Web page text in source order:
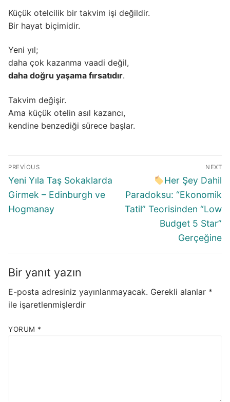
Küçük otelcilik bir takvim işi değildir.
Bir hayat biçimidir.
Yeni yıl;
daha çok kazanma vaadi değil,
daha doğru yaşama fırsatıdır.
Takvim değişir.
Ama küçük otelin asıl kazancı,
kendine benzediği sürece başlar.
Yazı
gezinmesi
PREVIOUS
Previous
post:
Yeni Yıla Taş Sokaklarda
Girmek – Edinburgh ve
Hogmanay
NEXT
Next
post:
Her Şey Dahil
Paradoksu: “Ekonomik
Tatil” Teorisinden “Low
Budget 5 Star”
Gerçeğine
Bir yanıt yazın
E-posta adresiniz yayınlanmayacak. Gerekli alanlar *
ile işaretlenmişlerdir
YORUM *